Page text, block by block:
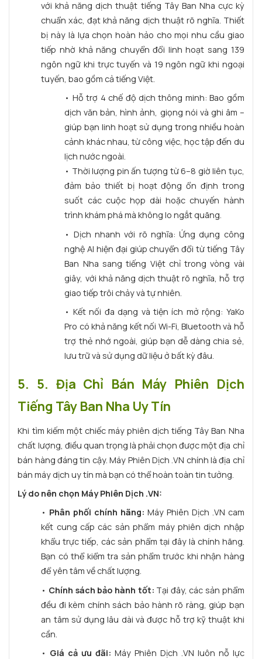
với khả năng dịch thuật tiếng Tây Ban Nha cực kỳ
chuẩn xác, đạt khả năng dịch thuật rõ nghĩa. Thiết
bị này là lựa chọn hoàn hảo cho mọi nhu cầu giao
tiếp nhờ khả năng chuyển đổi linh hoạt sang 139
ngôn ngữ khi trực tuyến và 19 ngôn ngữ khi ngoại
tuyến, bao gồm cả tiếng Việt.
• Hỗ trợ 4 chế độ dịch thông minh: Bao gồm
dịch văn bản, hình ảnh, giọng nói và ghi âm –
giúp bạn linh hoạt sử dụng trong nhiều hoàn
cảnh khác nhau, từ công việc, học tập đến du
lịch nước ngoài.
• Thời lượng pin ấn tượng từ 6–8 giờ liên tục,
đảm bảo thiết bị hoạt động ổn định trong
suốt các cuộc họp dài hoặc chuyến hành
trình khám phá mà không lo ngắt quãng.
• Dịch nhanh với rõ nghĩa: Ứng dụng công
nghệ AI hiện đại giúp chuyển đổi từ tiếng Tây
Ban Nha sang tiếng Việt chỉ trong vòng vài
giây, với khả năng dịch thuật rõ nghĩa, hỗ trợ
giao tiếp trôi chảy và tự nhiên.
• Kết nối đa dạng và tiện ích mở rộng: YaKo
Pro có khả năng kết nối Wi-Fi, Bluetooth và hỗ
trợ thẻ nhớ ngoài, giúp bạn dễ dàng chia sẻ,
lưu trữ và sử dụng dữ liệu ở bất kỳ đâu.
5. 5. Địa Chỉ Bán Máy Phiên Dịch
Tiếng Tây Ban Nha Uy Tín
Khi tìm kiếm một chiếc máy phiên dịch tiếng Tây Ban Nha
chất lượng, điều quan trọng là phải chọn được một địa chỉ
bán hàng đáng tin cậy. Máy Phiên Dịch .VN chính là địa chỉ
bán máy dịch uy tín mà bạn có thể hoàn toàn tin tưởng.
Lý do nên chọn Máy Phiên Dịch .VN:
• Phân phối chính hãng: Máy Phiên Dịch .VN cam
kết cung cấp các sản phẩm máy phiên dịch nhập
khẩu trực tiếp, các sản phẩm tại đây là chính hãng.
Bạn có thể kiểm tra sản phẩm trước khi nhận hàng
để yên tâm về chất lượng.
• Chính sách bảo hành tốt: Tại đây, các sản phẩm
đều đi kèm chính sách bảo hành rõ ràng, giúp bạn
an tâm sử dụng lâu dài và được hỗ trợ kỹ thuật khi
cần.
• Giá cả ưu đãi: Máy Phiên Dịch .VN luôn nỗ lực